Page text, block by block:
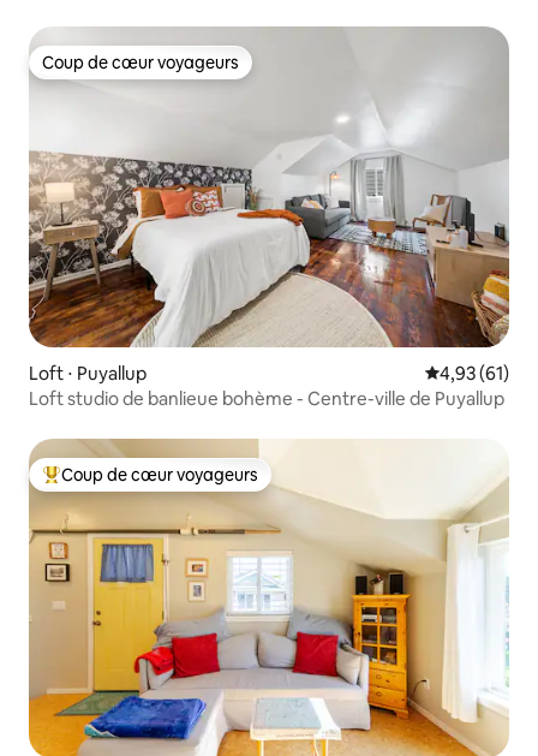
Coup de cœur voyageurs
Coup de cœur voyageurs
Loft ⋅ Puyallup Évaluation
4,93 (61)
Loft studio de banlieue bohème - Centre-ville de Puyallup
Coups de cœur voyageurs les plus appréciés
Coup de cœur voyageurs